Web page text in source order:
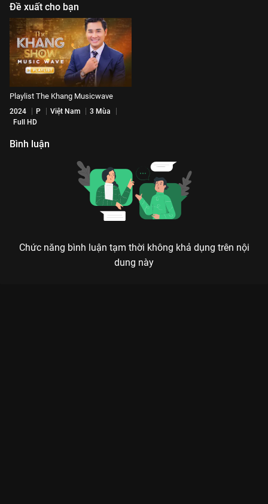
Đề xuất cho bạn
Playlist The Khang Musicwave
2024 P Việt Nam
3 Mùa
Full HD
Bình luận
Chức năng bình luận tạm thời không khả dụng trên nội
dung này